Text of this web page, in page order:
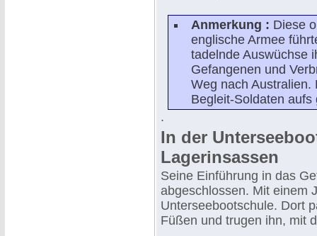
Anmerkung : Diese
englische Armee
tadelnde Auswüchse
Gefangenen und
Weg nach Australien.
Begleit-Soldaten
.
In der
Lagerinsassen
Seine Einführung in das
abgeschlossen. Mit einem
Unterseebootschule. Dort
Füßen und trugen ihn, mit